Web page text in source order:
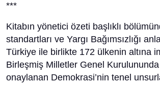
***
Kitabın yönetici özeti başlıklı
standartları ve Yargı Bağımsızlığı
Türkiye ile birlikte 172 ülkenin altına
Birleşmiş Milletler Genel
onaylanan Demokrasi’nin tenel